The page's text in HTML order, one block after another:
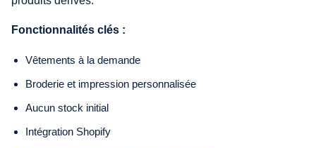
Fonctionnalités clés :
Vêtements à la demande
Broderie et impression personnalisée
Aucun stock initial
Intégration Shopify